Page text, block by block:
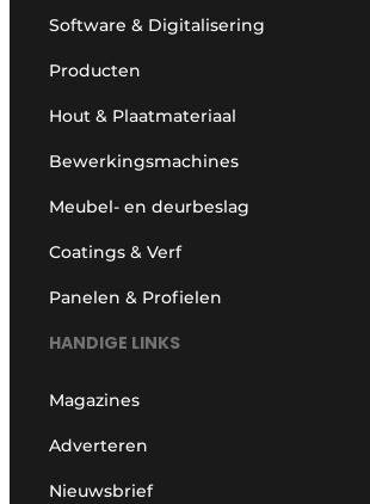
Software & Digitalisering
Producten
Hout & Plaatmateriaal
Bewerkingsmachines
Meubel- en deurbeslag
Coatings & Verf
Panelen & Profielen
HANDIGE LINKS
Magazines
Adverteren
Nieuwsbrief